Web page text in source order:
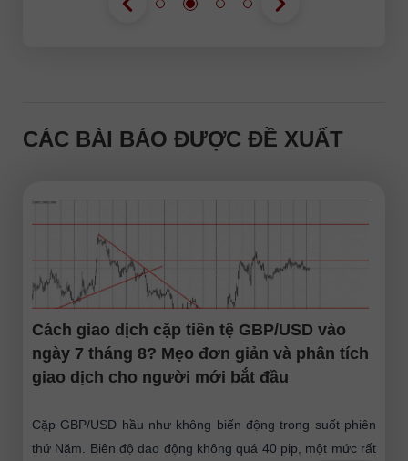
CÁC BÀI BÁO ĐƯỢC ĐỀ XUẤT
Cách giao dịch cặp tiền tệ GBP/USD vào
ngày 7 tháng 8? Mẹo đơn giản và phân tích
giao dịch cho người mới bắt đầu
Cặp GBP/USD hầu như không biến động trong suốt phiên
thứ Năm. Biên độ dao động không quá 40 pip, một mức rất